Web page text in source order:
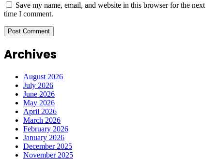
Save my name, email, and website in this browser for the next
time I comment.
Archives
August 2026
July 2026
June 2026
May 2026
April 2026
March 2026
February 2026
January 2026
December 2025
November 2025